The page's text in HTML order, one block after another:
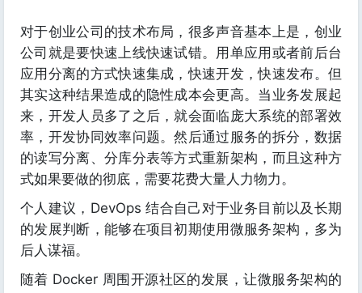
对于创业公司的技术布局，很多声音基本上是，创业
公司就是要快速上线快速试错。用单应用或者前后台
应用分离的方式快速集成，快速开发，快速发布。但
其实这种结果造成的隐性成本会更高。当业务发展起
来，开发人员多了之后，就会面临庞大系统的部署效
率，开发协同效率问题。然后通过服务的拆分，数据
的读写分离、分库分表等方式重新架构，而且这种方
式如果要做的彻底，需要花费大量人力物力。
个人建议，DevOps 结合自己对于业务目前以及长期
的发展判断，能够在项目初期使用微服务架构，多为
后人谋福。
随着 Docker 周围开源社区的发展，让微服务架构的